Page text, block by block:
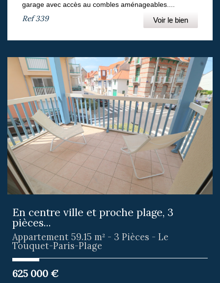
garage avec accès au combles aménageables....
Ref339 Voir le bien
En centre ville et proche plage, 3
pièces...
Appartement 59.15 m² - 3 Pièces - Le
Touquet-Paris-Plage
625 000 €